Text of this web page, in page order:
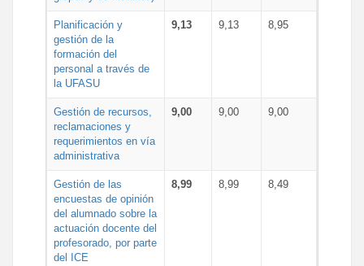
Planificación y
gestión de la
formación del
personal a través de
la UFASU
9,13 9,13 8,95
Gestión de recursos,
reclamaciones y
requerimientos en vía
administrativa
9,00 9,00 9,00
Gestión de las
encuestas de opinión
del alumnado sobre la
actuación docente del
profesorado, por parte
del ICE
8,99 8,99 8,49